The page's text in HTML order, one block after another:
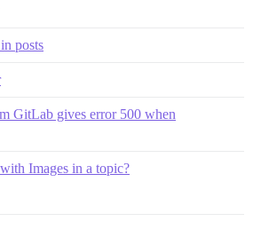
posts
GitLab gives error 500 when
Images in a topic?